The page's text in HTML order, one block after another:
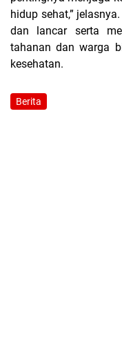
hidup sehat,”
dan lancar serta
tahanan dan warga
kesehatan.
Berita